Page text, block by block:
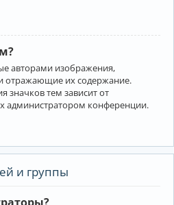
авторами изображения,
отражающие их содержание.
значков тем зависит от
администратором конференции.
и группы